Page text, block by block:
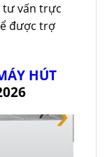
tư vấn trực
được trợ
HÚT